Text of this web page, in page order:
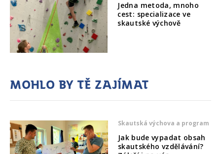
Jedna metoda, mnoho
cest: specializace ve
skautské výchově
Mohlo by tě zajímat
Skautská výchova a program
Jak bude vypadat obsah
skautského vzdělávání?